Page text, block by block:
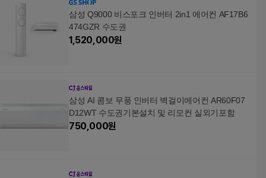
삼성 Q9000 비스포크 인버터 2in1 에어컨 AF17B6
474GZR 수도권
1,520,000원
삼성 AI 콤보 무풍 인버터 벽걸이에어컨 AR60F07
D12WT 수도권기본설치 및 리모컨 실외기포함
750,000원